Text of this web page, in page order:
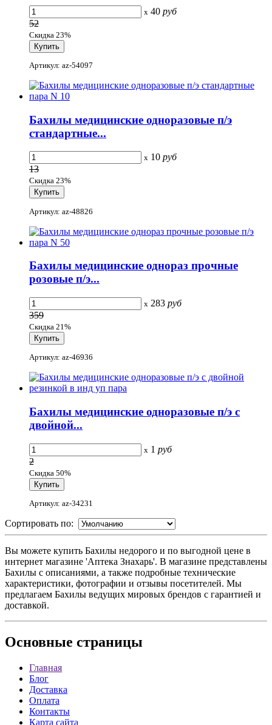
x 40 руб
52
Скидка 23%
Артикул: az-54097
Бахилы медицинские одноразовые п/э
стандартные...
x 10 руб
13
Скидка 23%
Артикул: az-48826
Бахилы медицинские однораз прочные
розовые п/э...
x 283 руб
359
Скидка 21%
Артикул: az-46936
Бахилы медицинские одноразовые п/э с
двойной...
x 1 руб
2
Скидка 50%
Артикул: az-34231
Сортировать по:
Вы можете купить Бахилы недорого и по выгодной цене в
интернет магазине 'Аптека Знахарь'. В магазине представлены
Бахилы с описаниями, а также подробные технические
характеристики, фотографии и отзывы посетителей. Мы
предлагаем Бахилы ведущих мировых брендов с гарантией и
доставкой.
Основные страницы
Главная
Блог
Доставка
Оплата
Контакты
Карта сайта